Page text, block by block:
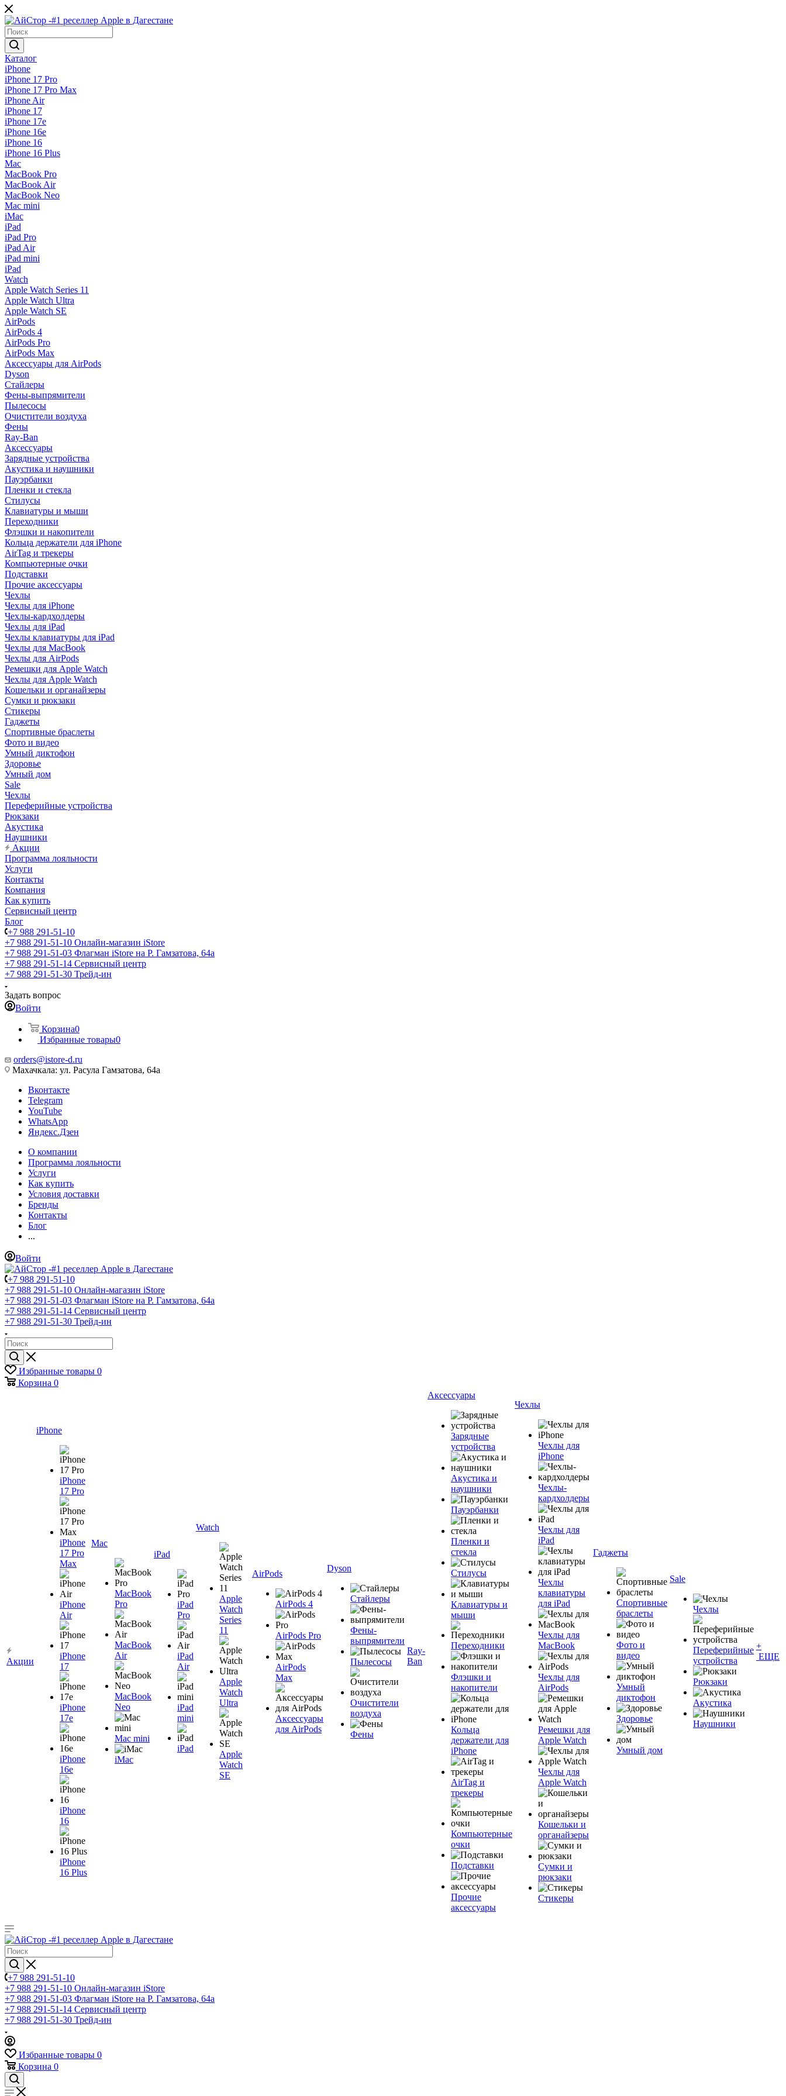
Каталог
iPhone
iPhone 17 Pro
iPhone 17 Pro Max
iPhone Air
iPhone 17
iPhone 17e
iPhone 16e
iPhone 16
iPhone 16 Plus
Mac
MacBook Pro
MacBook Air
MacBook Neo
Mac mini
iMac
iPad
iPad Pro
iPad Air
iPad mini
iPad
Watch
Apple Watch Series 11
Apple Watch Ultra
Apple Watch SE
AirPods
AirPods 4
AirPods Pro
AirPods Max
Аксессуары для AirPods
Dyson
Стайлеры
Фены-выпрямители
Пылесосы
Очистители воздуха
Фены
Ray-Ban
Аксессуары
Зарядные устройства
Акустика и наушники
Пауэрбанки
Пленки и стекла
Стилусы
Клавиатуры и мыши
Переходники
Флэшки и накопители
Кольца держатели для iPhone
AirTag и трекеры
Компьютерные очки
Подставки
Прочие аксессуары
Чехлы
Чехлы для iPhone
Чехлы-кардхолдеры
Чехлы для iPad
Чехлы клавиатуры для iPad
Чехлы для MacBook
Чехлы для AirPods
Ремешки для Apple Watch
Чехлы для Apple Watch
Кошельки и органайзеры
Сумки и рюкзаки
Стикеры
Гаджеты
Спортивные браслеты
Фото и видео
Умный диктофон
Здоровье
Умный дом
Sale
Чехлы
Переферийные устройства
Рюкзаки
Акустика
Наушники
Акции
Программа лояльности
Услуги
Контакты
Компания
Как купить
Сервисный центр
Блог
+7 988 291-51-10
+7 988 291-51-10 Онлайн-магазин iStore
+7 988 291-51-03 Флагман iStore на Р. Гамзатова, 64а
+7 988 291-51-14 Сервисный центр
+7 988 291-51-30 Трейд-ин
Задать вопрос
Войти
Корзина0
Избранные товары0
orders@istore-d.ru
Махачкала: ул. Расула Гамзатова, 64а
Вконтакте
Telegram
YouTube
WhatsApp
Яндекс.Дзен
О компании
Программа лояльности
Услуги
Как купить
Условия доставки
Бренды
Контакты
Блог
...
Войти
+7 988 291-51-10
+7 988 291-51-10 Онлайн-магазин iStore
+7 988 291-51-03 Флагман iStore на Р. Гамзатова, 64а
+7 988 291-51-14 Сервисный центр
+7 988 291-51-30 Трейд-ин
Избранные товары 0
Корзина 0
Акции
iPhone
iPhone
17 Pro
iPhone
17 Pro
Max
iPhone
Air
iPhone
17
iPhone
17e
iPhone
16e
iPhone
16
iPhone
16 Plus
Mac
MacBook
Pro
MacBook
Air
MacBook
Neo
Mac mini
iMac
iPad
iPad
Pro
iPad
Air
iPad
mini
iPad
Watch
Apple
Watch
Series
11
Apple
Watch
Ultra
Apple
Watch
SE
AirPods
AirPods 4
AirPods Pro
AirPods
Max
Аксессуары
для AirPods
Dyson
Стайлеры
Фены-
выпрямители
Пылесосы
Очистители
воздуха
Фены
Ray-
Ban
Аксессуары
Зарядные
устройства
Акустика и
наушники
Пауэрбанки
Пленки и
стекла
Стилусы
Клавиатуры и
мыши
Переходники
Флэшки и
накопители
Кольца
держатели для
iPhone
AirTag и
трекеры
Компьютерные
очки
Подставки
Прочие
аксессуары
Чехлы
Чехлы для
iPhone
Чехлы-
кардхолдеры
Чехлы для
iPad
Чехлы
клавиатуры
для iPad
Чехлы для
MacBook
Чехлы для
AirPods
Ремешки для
Apple Watch
Чехлы для
Apple Watch
Кошельки и
органайзеры
Сумки и
рюкзаки
Стикеры
Гаджеты
Спортивные
браслеты
Фото и
видео
Умный
диктофон
Здоровье
Умный дом
Sale
Чехлы
Переферийные
устройства
Рюкзаки
Акустика
Наушники
+
ЕЩЕ
+7 988 291-51-10
+7 988 291-51-10 Онлайн-магазин iStore
+7 988 291-51-03 Флагман iStore на Р. Гамзатова, 64а
+7 988 291-51-14 Сервисный центр
+7 988 291-51-30 Трейд-ин
Избранные товары 0
Корзина 0